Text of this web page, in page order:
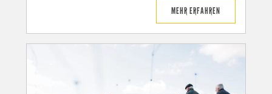
MEHR ERFAHREN